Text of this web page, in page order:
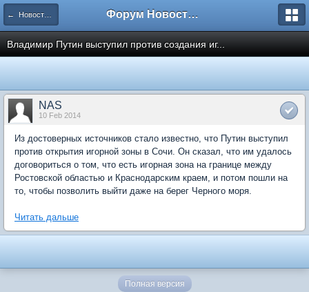
← Новости рынка недвижимости Форум Новостройки
Владимир Путин выступил против создания иг...
NAS
10 Feb 2014
Из достоверных источников стало известно, что Путин выступил
против открытия игорной зоны в Сочи. Он сказал, что им удалось
договориться о том, что есть игорная зона на границе между
Ростовской областью и Краснодарским краем, и потом пошли на
то, чтобы позволить выйти даже на берег Черного моря.
Читать дальше
Полная версия